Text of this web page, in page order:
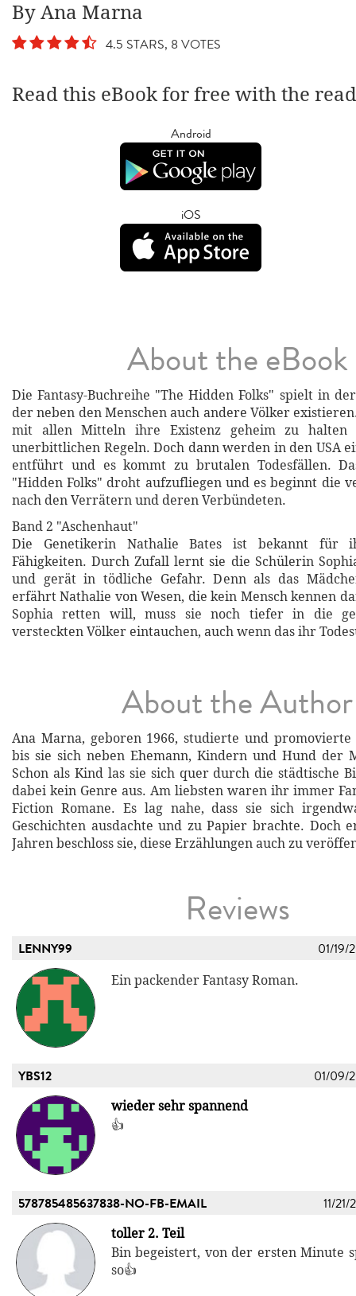
By Ana Marna
4.5 STARS, 8 VOTES
Read this eBook for free with the
Android
iOS
About the eBook
Die Fantasy-Buchreihe "The Hidden Folks" spielt in
der neben den Menschen auch andere Völker
mit allen Mitteln ihre Existenz geheim zu halten
unerbittlichen Regeln. Doch dann werden in den USA
entführt und es kommt zu brutalen Todesfällen.
"Hidden Folks" droht aufzufliegen und es beginnt die
nach den Verrätern und deren Verbündeten.
Band 2 "Aschenhaut"
Die Genetikerin Nathalie Bates ist bekannt für
Fähigkeiten. Durch Zufall lernt sie die Schülerin
und gerät in tödliche Gefahr. Denn als das
erfährt Nathalie von Wesen, die kein Mensch kennen
Sophia retten will, muss sie noch tiefer in die
versteckten Völker eintauchen, auch wenn das ihr
About the Author
Ana Marna, geboren 1966, studierte und promovierte
bis sie sich neben Ehemann, Kindern und Hund der
Schon als Kind las sie sich quer durch die städtische
dabei kein Genre aus. Am liebsten waren ihr immer
Fiction Romane. Es lag nahe, dass sie sich
Geschichten ausdachte und zu Papier brachte. Doch
Jahren beschloss sie, diese Erzählungen auch zu
Reviews
LENNY99 01/19/
Ein packender Fantasy Roman.
YBS12 01/09/
wieder sehr spannend
👍
578785485637838-NO-FB-EMAIL 11/
toller 2. Teil
Bin begeistert, von der ersten Minute
so👍